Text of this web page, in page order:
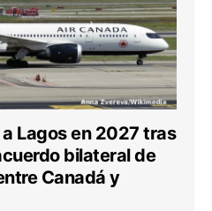
Lagos en 2027 tras
bilateral de
Canadá y